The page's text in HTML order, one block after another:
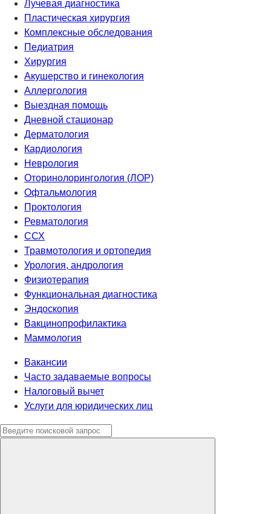
Лучевая диагностика
Пластическая хирургия
Комплексные обследования
Педиатрия
Хирургия
Акушерство и гинекология
Аллергология
Выездная помощь
Дневной стационар
Дерматология
Кардиология
Неврология
Оторинолорингология (ЛОР)
Офтальмология
Проктология
Ревматология
ССХ
Травмотология и ортопедия
Урология, андрология
Физиотерапия
Функциональная диагностика
Эндоскопия
Вакцинопрофилактика
Маммология
Вакансии
Часто задаваемые вопросы
Налоговый вычет
Услуги для юридических лиц